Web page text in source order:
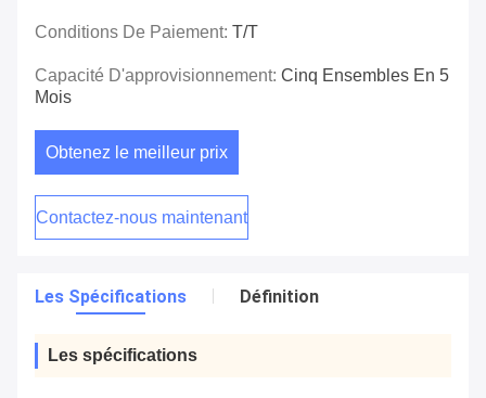
Conditions De Paiement: T/T
Capacité D'approvisionnement: Cinq Ensembles En 5
Mois
Obtenez le meilleur prix
Contactez-nous maintenant
Les Spécifications Définition
Les spécifications